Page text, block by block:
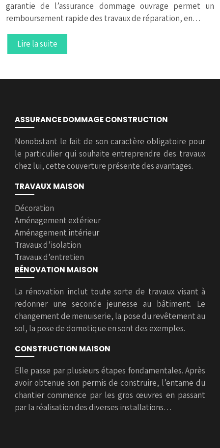
garantie de l’assurance dommage ouvrage permet un
remboursement rapide des travaux de réparation, en…
Lire la suite
ASSURANCE DOMMAGE CONSTRUCTION
Nonobstant le fait de son caractère obligatoire pour
le particulier qui souhaite entreprendre des travaux
chez lui, cette couverture présente des avantages.
TRAVAUX MAISON
Décoration
Aménagement extérieur
Aménagement intérieur
Travaux d’isolation
Travaux d’entretien
RÉNOVATION MAISON
La rénovation inclut toute sorte de travaux visant à
redonner une seconde jeunesse au bâtiment. Le
changement de menuiserie, la pose du revêtement au
sol, la pose de domotique en sont des exemples.
CONSTRUCTION MAISON
Elle passe par plusieurs étapes fondamentales. Après
avoir obtenue son permis de construire, l’entame du
chantier commence par les gros œuvres en passant
par la réalisation des diverses installations…